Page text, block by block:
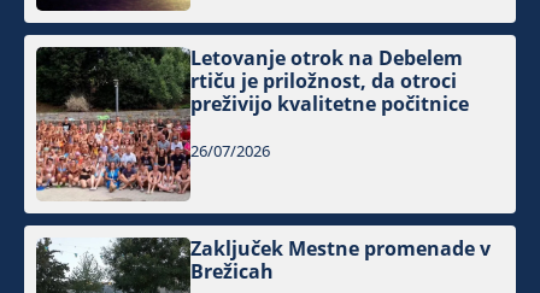
Letovanje otrok na Debelem
rtiču je priložnost, da otroci
preživijo kvalitetne počitnice
26/07/2026
Zaključek Mestne promenade v
Brežicah